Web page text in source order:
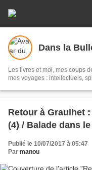
Dans la
Les livres et moi, mes coups
mes voyages : intellectuels,
Retour à Graulhet
(4) / Balade dans le
Publié le 10/07/2017 à 05:47
Par manou